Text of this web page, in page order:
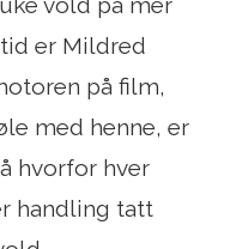
er Mildred
på film,
med henne, er
hvorfor hver
handling tatt